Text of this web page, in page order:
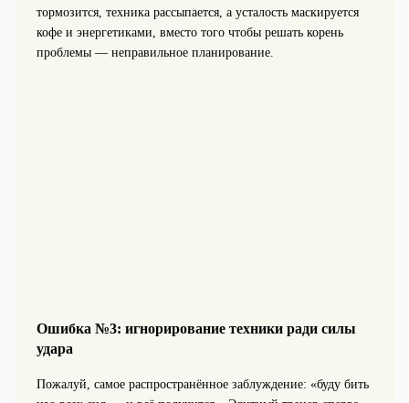
тормозится, техника рассыпается, а усталость маскируется
кофе и энергетиками, вместо того чтобы решать корень
проблемы — неправильное планирование.
Ошибка №3: игнорирование техники ради силы
удара
Пожалуй, самое распространённое заблуждение: «буду бить